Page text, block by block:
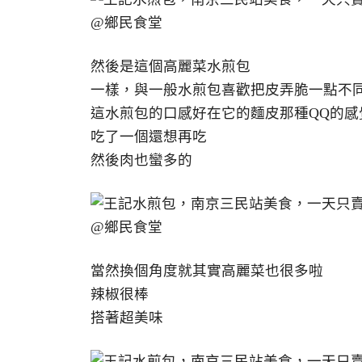
然後是這個高麗菜水煎包
一樣，與一般水煎包喜歡把皮弄脆一點不
這水煎包的口感好在它的麵皮那種QQ的感
吃了一個還想再吃
然後肉也蠻多的
當然換個角度就其實高麗菜也很多啦
辣椒很棒
搭著超美味